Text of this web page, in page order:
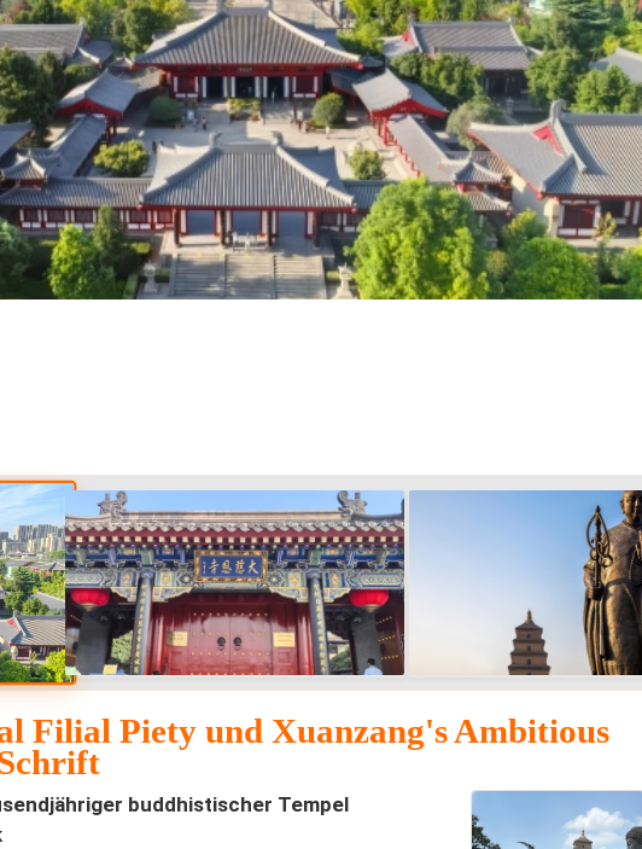
Filial Piety und Xuanzang's Ambitious
buddhistischer Tempel